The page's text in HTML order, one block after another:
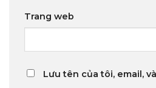
Trang web
Lưu tên của tôi, email,